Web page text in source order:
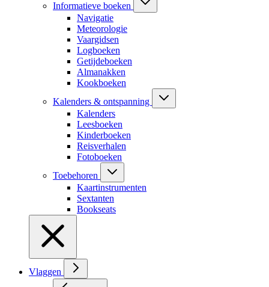
Informatieve boeken
Navigatie
Meteorologie
Vaargidsen
Logboeken
Getijdeboeken
Almanakken
Kookboeken
Kalenders & ontspanning
Kalenders
Leesboeken
Kinderboeken
Reisverhalen
Fotoboeken
Toebehoren
Kaartinstrumenten
Sextanten
Bookseats
Vlaggen